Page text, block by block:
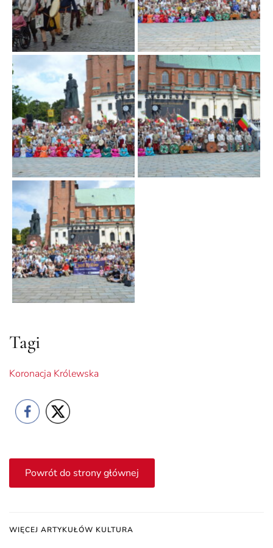
Tagi
Koronacja Królewska
Powrót do strony głównej
WIĘCEJ ARTYKUŁÓW KULTURA